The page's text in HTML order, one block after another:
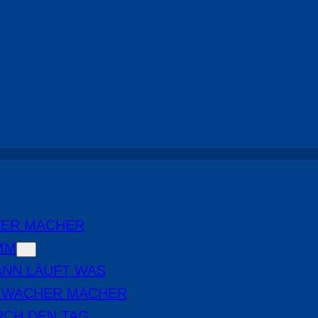
MACHER
LÄUFT WAS
MACHER